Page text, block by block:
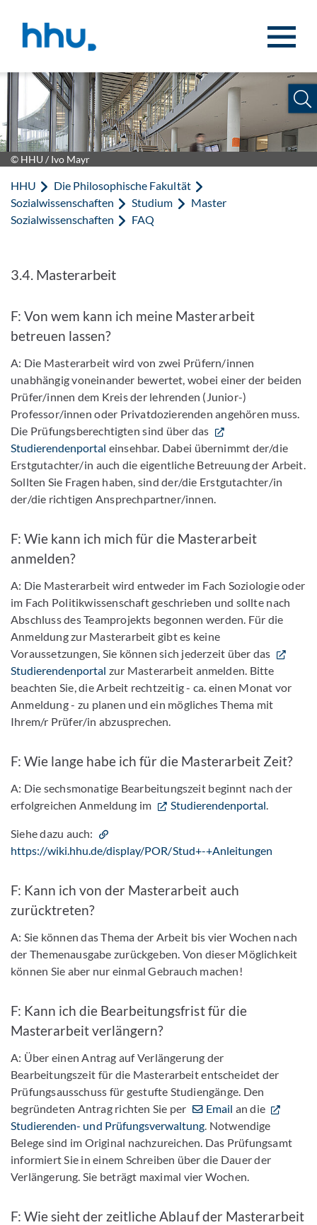
© HHU / Ivo Mayr
HHU
Die Philosophische Fakultät
Sozialwissenschaften
Studium
Master
Sozialwissenschaften
FAQ
3.4. Masterarbeit
F: Von wem kann ich meine Masterarbeit
betreuen lassen?
A: Die Masterarbeit wird von zwei Prüfern/innen
unabhängig voneinander bewertet, wobei einer der beiden
Prüfer/innen dem Kreis der lehrenden (Junior-)
Professor/innen oder Privatdozierenden angehören muss.
Die Prüfungsberechtigten sind über das
Studierendenportal einsehbar. Dabei übernimmt der/die
Erstgutachter/in auch die eigentliche Betreuung der Arbeit.
Sollten Sie Fragen haben, sind der/die Erstgutachter/in
der/die richtigen Ansprechpartner/innen.
F: Wie kann ich mich für die Masterarbeit
anmelden?
A: Die Masterarbeit wird entweder im Fach Soziologie oder
im Fach Politikwissenschaft geschrieben und sollte nach
Abschluss des Teamprojekts begonnen werden. Für die
Anmeldung zur Masterarbeit gibt es keine
Voraussetzungen, Sie können sich jederzeit über das
Studierendenportal zur Masterarbeit anmelden. Bitte
beachten Sie, die Arbeit rechtzeitig - ca. einen Monat vor
Anmeldung - zu planen und ein mögliches Thema mit
Ihrem/r Prüfer/in abzusprechen.
F: Wie lange habe ich für die Masterarbeit Zeit?
A: Die sechsmonatige Bearbeitungszeit beginnt nach der
erfolgreichen Anmeldung im
Studierendenportal.
Siehe dazu auch:
https://wiki.hhu.de/display/POR/Stud+-+Anleitungen
F: Kann ich von der Masterarbeit auch
zurücktreten?
A: Sie können das Thema der Arbeit bis vier Wochen nach
der Themenausgabe zurückgeben. Von dieser Möglichkeit
können Sie aber nur einmal Gebrauch machen!
F: Kann ich die Bearbeitungsfrist für die
Masterarbeit verlängern?
A: Über einen Antrag auf Verlängerung der
Bearbeitungszeit für die Masterarbeit entscheidet der
Prüfungsausschuss für gestufte Studiengänge. Den
begründeten Antrag richten Sie per
Email an die
Studierenden- und Prüfungsverwaltung. Notwendige
Belege sind im Original nachzureichen. Das Prüfungsamt
informiert Sie in einem Schreiben über die Dauer der
Verlängerung. Sie beträgt maximal vier Wochen.
F: Wie sieht der zeitliche Ablauf der Masterarbeit